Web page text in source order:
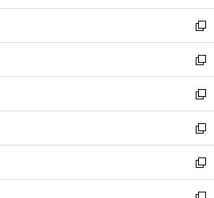
開
く
ウ
で
開
く
ン
ド
ウ
で
開
く
新
し
い
ウ
ィ
ン
ド
ウ
で
開
新
し
い
ウ
ィ
ン
ド
ウ
新
し
い
ウ
ィ
ン
新
し
い
ウ
新
し